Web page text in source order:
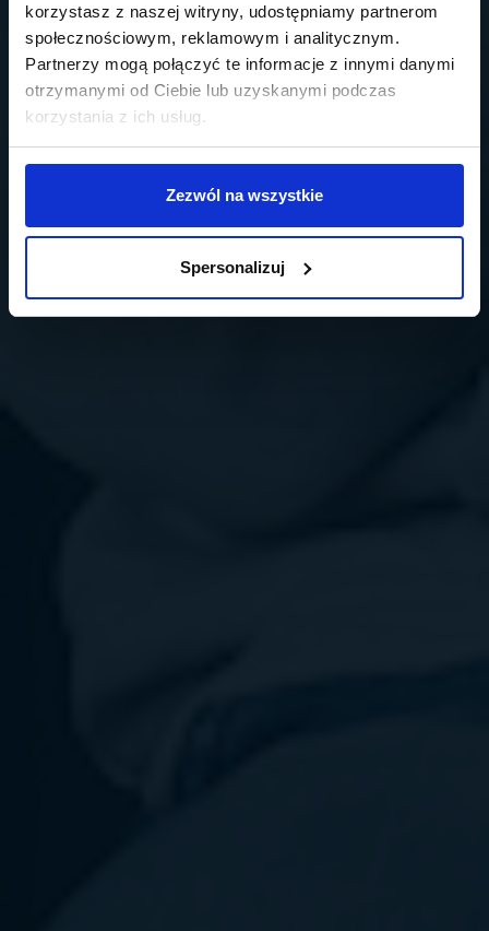
korzystasz z naszej witryny, udostępniamy partnerom
społecznościowym, reklamowym i analitycznym.
Partnerzy mogą połączyć te informacje z innymi danymi
otrzymanymi od Ciebie lub uzyskanymi podczas
korzystania z ich usług.
Zezwól na wszystkie
Spersonalizuj